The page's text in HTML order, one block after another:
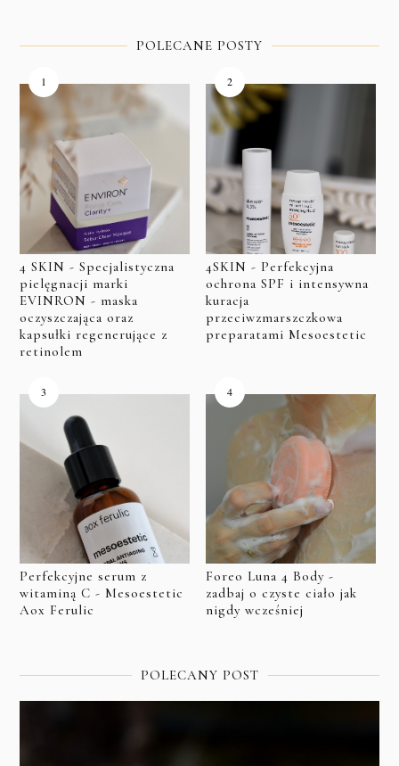
POLECANE POSTY
4 SKIN - Specjalistyczna
pielęgnacji marki
EVINRON - maska
oczyszczająca oraz
kapsułki regenerujące z
retinolem
4SKIN - Perfekcyjna
ochrona SPF i intensywna
kuracja
przeciwzmarszczkowa
preparatami Mesoestetic
Perfekcyjne serum z
witaminą C - Mesoestetic
Aox Ferulic
Foreo Luna 4 Body -
zadbaj o czyste ciało jak
nigdy wcześniej
POLECANY POST